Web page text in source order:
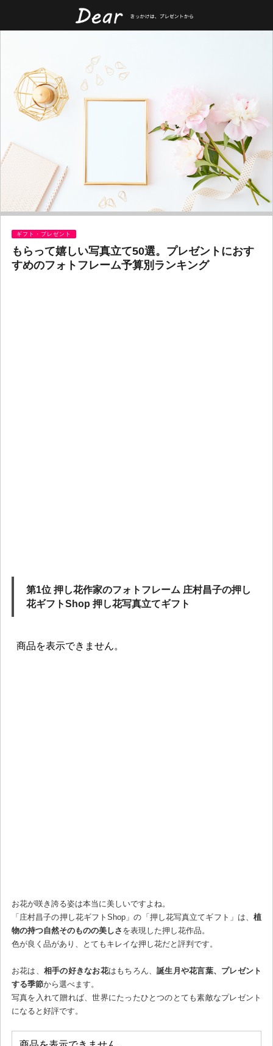
ギフト・プレゼント
もらって嬉しい写真立て50選。プレゼントにおす
すめのフォトフレーム予算別ランキング
第1位 押し花作家のフォトフレーム 庄村昌子の押し
花ギフトShop 押し花写真立てギフト
お花が咲き誇る姿は本当に美しいですよね。
「庄村昌子の押し花ギフトShop」の「押し花写真立てギフト」は、植
物の持つ自然そのものの美しさ を表現した押し花作品。
色が良く品があり、とてもキレイな押し花だと評判です。
お花は、 相手の好きなお花はもちろん、誕生月や花言葉、プレゼント
する季節から選べます。
写真を入れて贈れば、世界にたったひとつのとても素敵なプレゼント
になると好評です。